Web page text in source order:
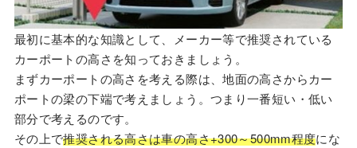
最初に基本的な知識として、メーカー等で推奨されている
カーポートの高さを知っておきましょう。
まずカーポートの高さを考える際は、地面の高さからカー
ポートの梁の下端で考えましょう。つまり一番短い・低い
部分で考えるのです。
その上で推奨される高さは車の高さ+300～500mm程度にな